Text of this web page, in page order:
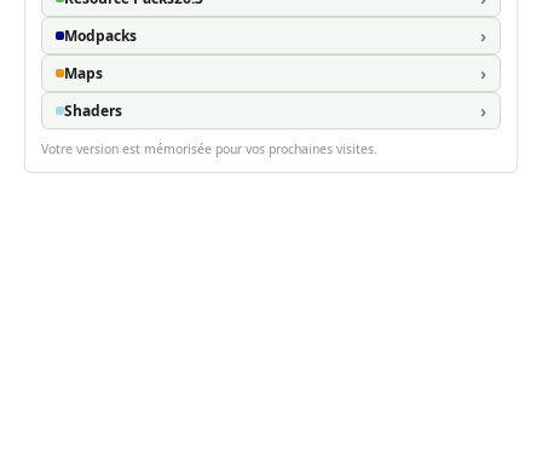
Modpacks
Maps
Shaders
Votre version est mémorisée pour vos prochaines visites.